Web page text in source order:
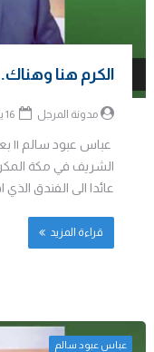
الكرم هنا
مدونة المرجل
عباس عبود سالم ||
الشريف في مكة
عائدا الى الفندق الذي
قراءة المزيد
عباس عبود سالم